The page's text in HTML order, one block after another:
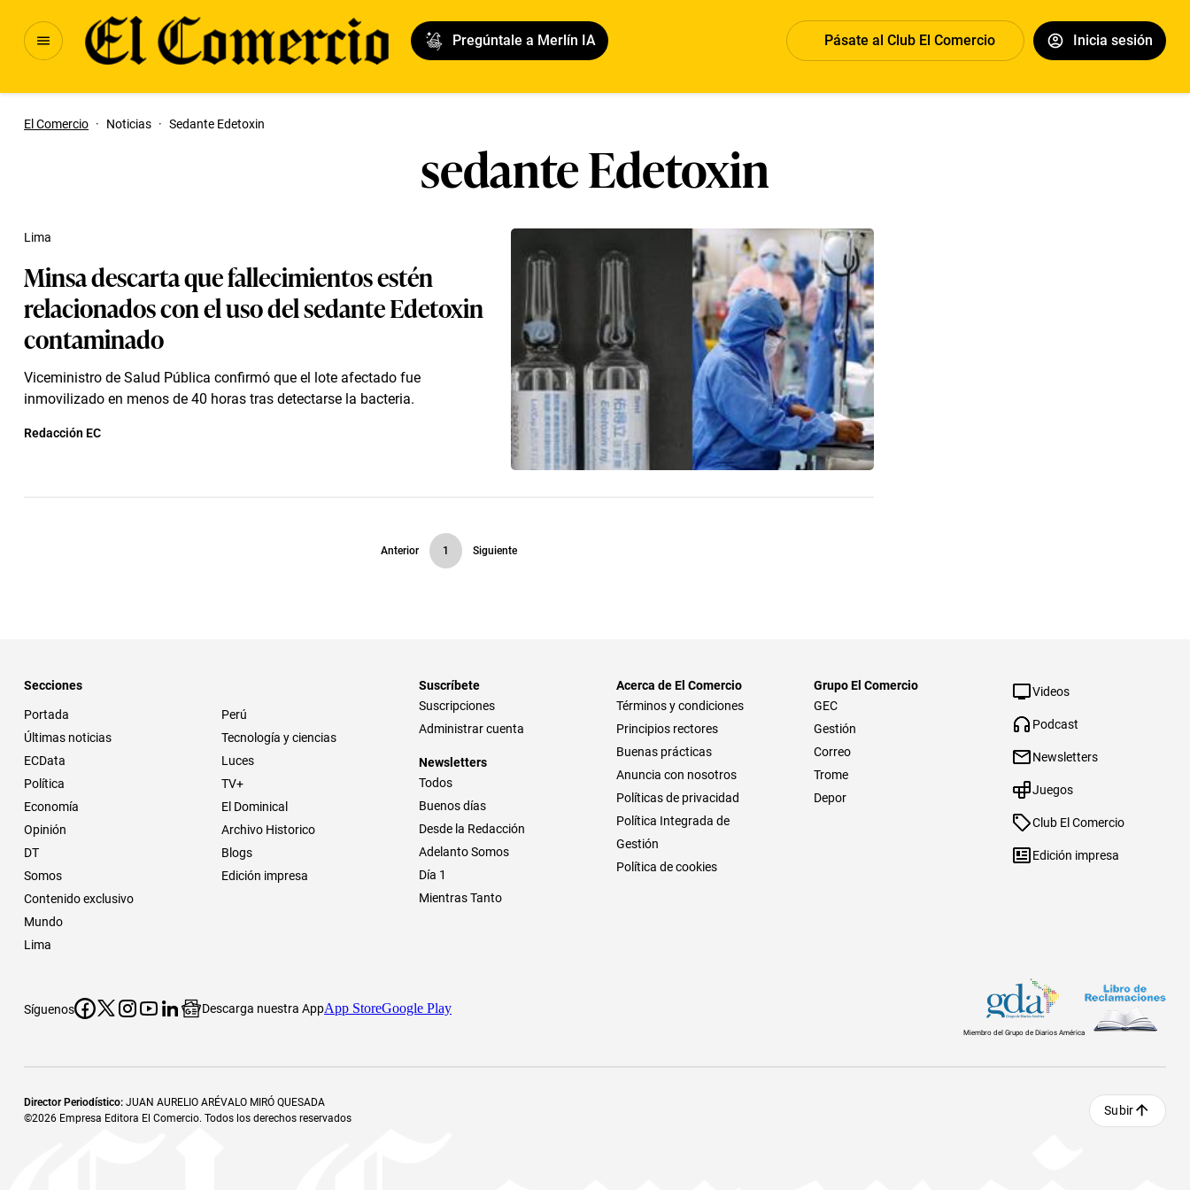
Pregúntale a Merlín IA Pásate al Club El Comercio Inicia sesión
El Comercio · Noticias · Sedante Edetoxin
sedante Edetoxin
Minsa descarta que fallecimientos estén
relacionados con el uso del sedante Edetoxin
contaminado
Viceministro de Salud Pública confirmó que el lote afectado fue
inmovilizado en menos de 40 horas tras detectarse la bacteria.
Lima
Redacción EC
Anterior 1 Siguiente
Secciones
Portada
Últimas noticias
ECData
Política
Economía
Opinión
DT
Somos
Contenido exclusivo
Mundo
Lima
Perú
Tecnología y ciencias
Luces
TV+
El Dominical
Archivo Historico
Blogs
Edición impresa
Suscríbete
Suscripciones
Administrar cuenta
Newsletters
Todos
Buenos días
Desde la Redacción
Adelanto Somos
Día 1
Mientras Tanto
Acerca de El Comercio
Términos y condiciones
Principios rectores
Buenas prácticas
Anuncia con nosotros
Políticas de privacidad
Política Integrada de
Gestión
Política de cookies
Grupo El Comercio
GEC
Gestión
Correo
Trome
Depor
Videos
Podcast
Newsletters
Juegos
Club El Comercio
Edición impresa
Síguenos Descarga nuestra AppApp StoreGoogle Play
Miembro del Grupo de Diarios América
Director Periodístico: JUAN AURELIO ARÉVALO MIRÓ QUESADA
©2026 Empresa Editora El Comercio. Todos los derechos reservados
Subir